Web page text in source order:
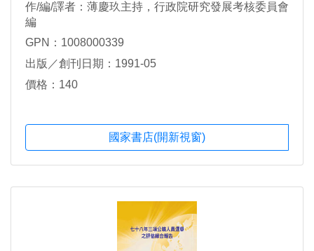
作/編/譯者：薄慶玖主持，行政院研究發展考核委員會
編
GPN：1008000339
出版／創刊日期：1991-05
價格：140
國家書店(開新視窗)